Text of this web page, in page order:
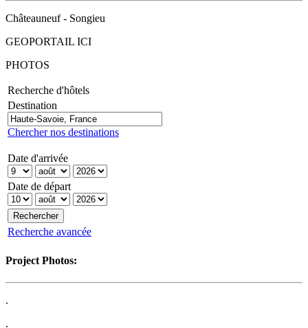
Châteauneuf - Songieu
GEOPORTAIL ICI
PHOTOS
Recherche d'hôtels
Destination
Chercher nos destinations
Date d'arrivée
Date de départ
Recherche avancée
Project Photos:
.
.